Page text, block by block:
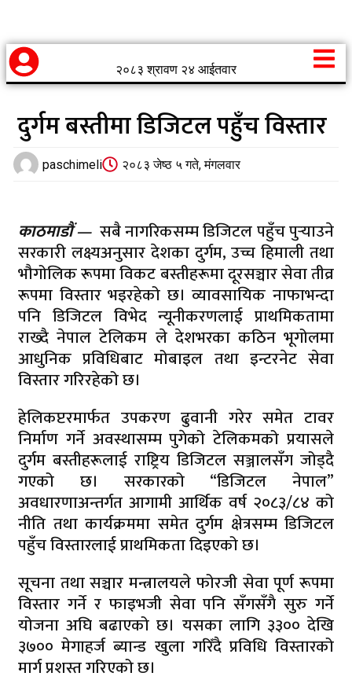
२०८३ श्रावण २४ आईतवार
दुर्गम बस्तीमा डिजिटल पहुँच विस्तार
paschimeli २०८३ जेष्ठ ५ गते, मंगलवार
काठमाडौं —सबै नागरिकसम्म डिजिटल पहुँच पुर्‍याउने
सरकारी लक्ष्यअनुसार देशका दुर्गम, उच्च हिमाली तथा
भौगोलिक रूपमा विकट बस्तीहरूमा दूरसञ्चार सेवा तीव्र
रूपमा विस्तार भइरहेको छ। व्यावसायिक नाफाभन्दा
पनि डिजिटल विभेद न्यूनीकरणलाई प्राथमिकतामा
राख्दैनेपाल टेलिकम ले देशभरका कठिन भूगोलमा
आधुनिक प्रविधिबाट मोबाइल तथा इन्टरनेट सेवा
विस्तार गरिरहेको छ।
हेलिकप्टरमार्फत उपकरण ढुवानी गरेर समेत टावर
निर्माण गर्ने अवस्थासम्म पुगेको टेलिकमको प्रयासले
दुर्गम बस्तीहरूलाई राष्ट्रिय डिजिटल सञ्जालसँग जोड्दै
गएको छ। सरकारको “डिजिटल नेपाल”
अवधारणाअन्तर्गत आगामी आर्थिक वर्ष २०८३/८४ को
नीति तथा कार्यक्रममा समेत दुर्गम क्षेत्रसम्म डिजिटल
पहुँच विस्तारलाई प्राथमिकता दिइएको छ।
सूचना तथा सञ्चार मन्त्रालयले फोरजी सेवा पूर्ण रूपमा
विस्तार गर्ने र फाइभजी सेवा पनि सँगसँगै सुरु गर्ने
योजना अघि बढाएको छ। यसका लागि ३३०० देखि
३७०० मेगाहर्ज ब्यान्ड खुला गरिँदै प्रविधि विस्तारको
मार्ग प्रशस्त गरिएको छ।